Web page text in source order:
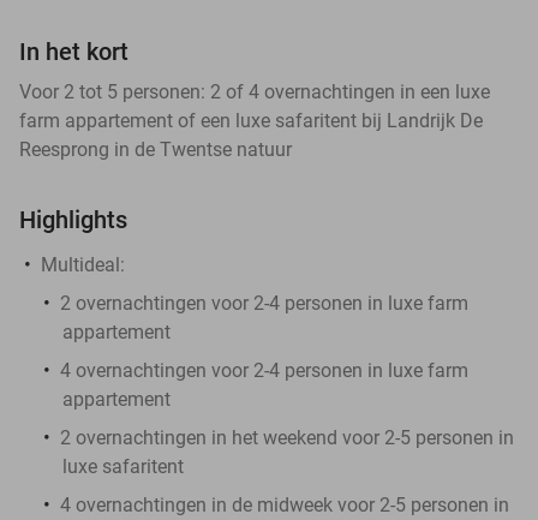
In het kort
Voor 2 tot 5 personen: 2 of 4 overnachtingen in een luxe
farm appartement of een luxe safaritent bij Landrijk De
Reesprong in de Twentse natuur
Highlights
Multideal:
2 overnachtingen voor 2-4 personen in luxe farm
appartement
4 overnachtingen voor 2-4 personen in luxe farm
appartement
2 overnachtingen in het weekend voor 2-5 personen in
luxe safaritent
4 overnachtingen in de midweek voor 2-5 personen in